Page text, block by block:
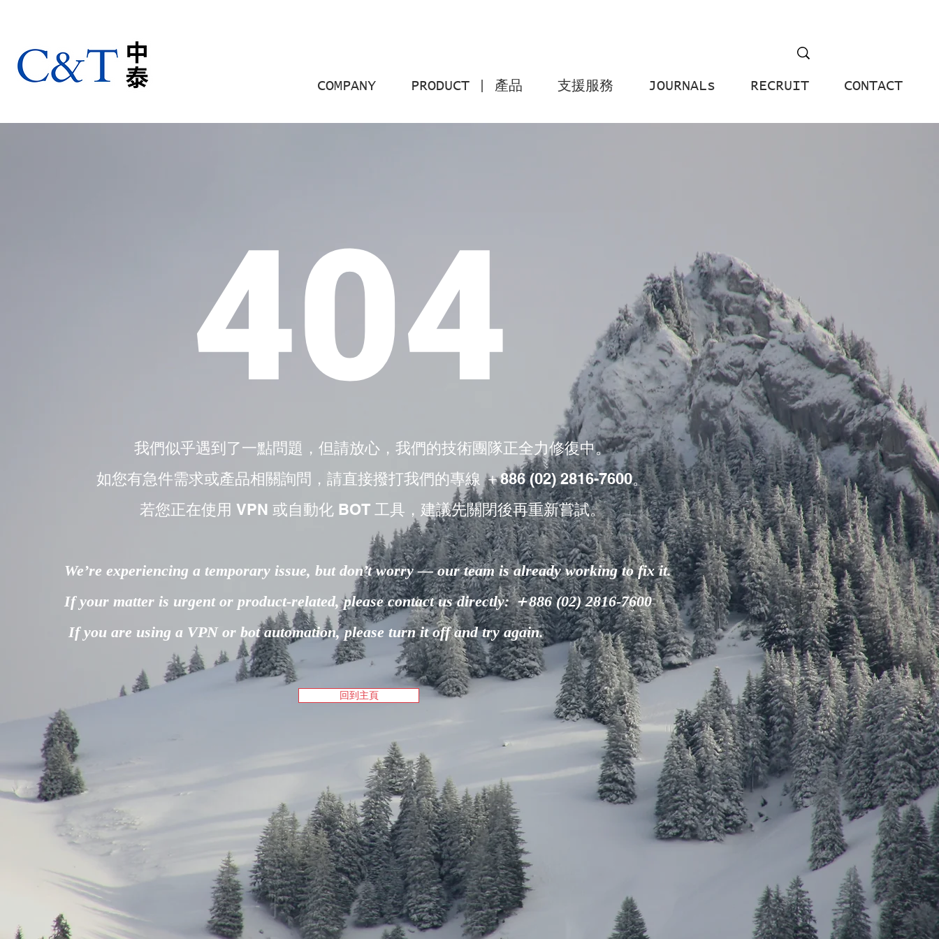
COMPANY PRODUCT | 產品 支援服務 JOURNALs RECRUIT CONTACT
404
我們似乎遇到了一點問題，但請放心，我們的技術團隊正全力修復中。
如您有急件需求或產品相關詢問，請直接撥打我們的專線 ＋886 (02) 2816-7600。
若您正在使用 VPN 或自動化 BOT 工具，建議先關閉後再重新嘗試。
We’re experiencing a temporary issue, but don’t worry — our team is already working to fix it.
If your matter is urgent or product-related, please contact us directly: ＋886 (02) 2816-7600
If you are using a VPN or bot automation, please turn it off and try again.
回到主頁